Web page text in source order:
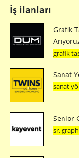
İş ilanları
Grafik
grafik
Sanat
sanat
Senior
sr.